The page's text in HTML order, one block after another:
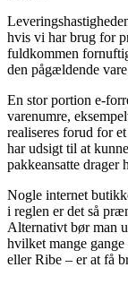
hvis vi har brug for
fuldkommen
den pågældende
En stor portion e-
varenumre,
realiseres forud for
har udsigt til at
pakkeansatte drager
Nogle internet
i reglen er det så
Alternativt bør man
hvilket mange
eller Ribe – er at få